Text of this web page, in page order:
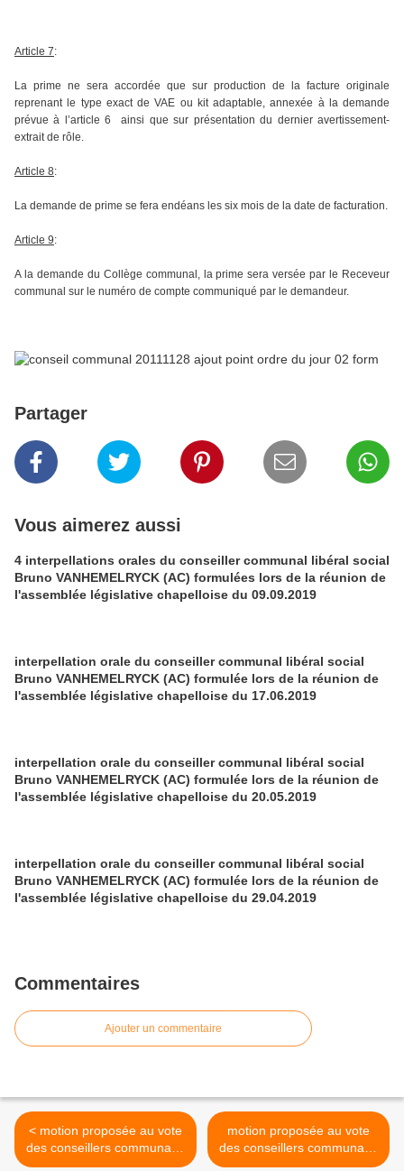
Article 7:
La prime ne sera accordée que sur production de la facture originale
reprenant le type exact de VAE ou kit adaptable, annexée à la demande
prévue à l’article 6 ainsi que sur présentation du dernier avertissement-
extrait de rôle.
Article 8:
La demande de prime se fera endéans les six mois de la date de facturation.
Article 9:
A la demande du Collège communal, la prime sera versée par le Receveur
communal sur le numéro de compte communiqué par le demandeur.
Partager
Vous aimerez aussi
4 interpellations orales du conseiller communal libéral social
Bruno VANHEMELRYCK (AC) formulées lors de la réunion de
l'assemblée législative chapelloise du 09.09.2019
interpellation orale du conseiller communal libéral social
Bruno VANHEMELRYCK (AC) formulée lors de la réunion de
l'assemblée législative chapelloise du 17.06.2019
interpellation orale du conseiller communal libéral social
Bruno VANHEMELRYCK (AC) formulée lors de la réunion de
l'assemblée législative chapelloise du 20.05.2019
interpellation orale du conseiller communal libéral social
Bruno VANHEMELRYCK (AC) formulée lors de la réunion de
l'assemblée législative chapelloise du 29.04.2019
Commentaires
Ajouter un commentaire
< motion proposée au vote
des conseillers communaux
chapellois lors de la
motion proposée au vote
des conseillers communaux
chapellois lors de la